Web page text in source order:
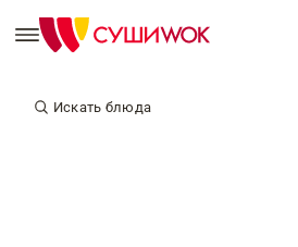
Искать блюда